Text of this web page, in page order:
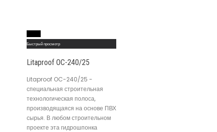
Быстрый просмотр
Litaproof OC-240/25
Litaproof OC-240/25 -
специальная строительная
технологическая полоса,
производящаяся на основе ПВХ
сырья. В любом строительном
проекте эта гидрошпонка